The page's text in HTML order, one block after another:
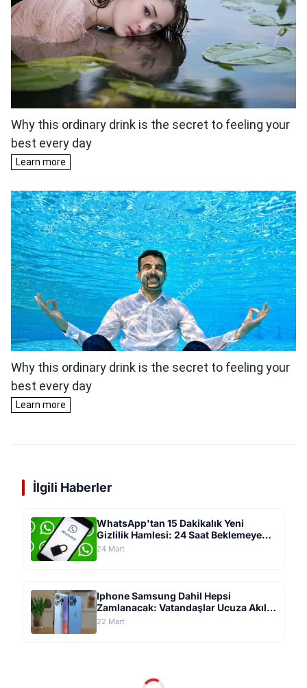
İlgili Haberler
WhatsApp'tan 15 Dakikalık Yeni
Gizlilik Hamlesi: 24 Saat Beklemeye
Son Veren Güvenlik Sistemi Geliyor
24 Mart
Iphone Samsung Dahil Hepsi
Zamlanacak: Vatandaşlar Ucuza Akıllı
Telefon İçin Mağazalara Akın Etti
22 Mart